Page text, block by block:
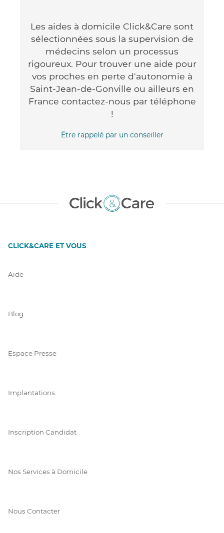
Les aides à domicile Click&Care sont
sélectionnées sous la supervision de
médecins selon un processus
rigoureux. Pour trouver une aide pour
vos proches en perte d'autonomie à
Saint-Jean-de-Gonville ou ailleurs en
France contactez-nous par téléphone
!
Être rappelé par un conseiller
CLICK&CARE ET VOUS
Aide
Blog
Espace Presse
Implantations
Inscription Candidat
Nos Services à Domicile
Nous Contacter